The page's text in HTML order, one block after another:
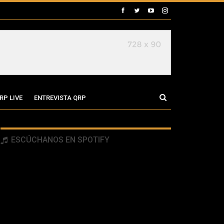
LIVE ENTREVISTA QRP
ESCÚCHANOS EN SPOTIFY